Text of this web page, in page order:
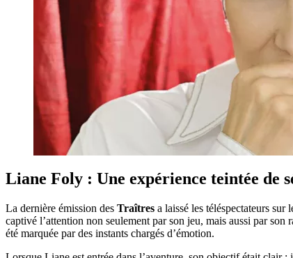
Liane Foly : Une expérience teintée de
La dernière émission des Traîtres a laissé les téléspectateurs
captivé l’attention non seulement par son jeu, mais aussi par son
été marquée par des instants chargés d’émotion.